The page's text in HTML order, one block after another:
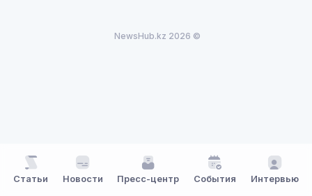
NewsHub.kz 2026 ©
Статьи Новости Пресс-центр События Интервью